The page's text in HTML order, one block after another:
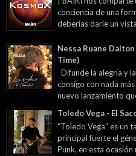
conciencia de una
deberías darle un
Nessa Ruane
Time)
Difunde la alegría y
consigo con nada
nuevo lanzamiento
Toledo Vega - El
“Toledo Vega” es un
principal fuerte el
Punk, en esta ocasión